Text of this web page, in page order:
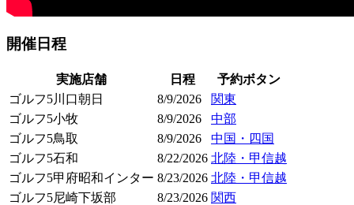
開催日程
実施店舗 日程
予約ボタン
ゴルフ5川口朝日
8/9/2026
関東
ゴルフ5小牧
8/9/2026
中部
ゴルフ5鳥取
8/9/2026
中国・四国
ゴルフ5石和
8/22/2026 北陸・甲信越
ゴルフ5甲府昭和インター 8/23/2026 北陸・甲信越
ゴルフ5尼崎下坂部
8/23/2026 関西